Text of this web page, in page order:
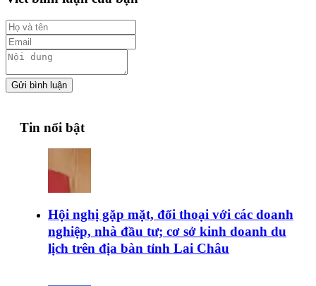
Gửi bình luận
Tin nổi bật
Hội nghị gặp mặt, đối thoại với các doanh
nghiệp, nhà đầu tư; cơ sở kinh doanh du
lịch trên địa bàn tỉnh Lai Châu